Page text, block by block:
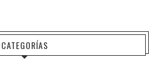
CATEGORÍAS